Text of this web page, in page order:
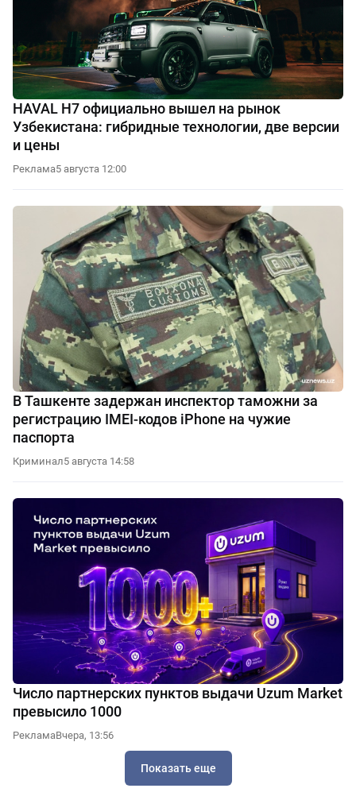
HAVAL H7 официально вышел на рынок
Узбекистана: гибридные технологии, две версии
и цены
Реклама5 августа 12:00
В Ташкенте задержан инспектор таможни за
регистрацию IMEI-кодов iPhone на чужие
паспорта
Криминал5 августа 14:58
Число партнерских пунктов выдачи Uzum Market
превысило 1000
РекламаВчера, 13:56
Показать еще